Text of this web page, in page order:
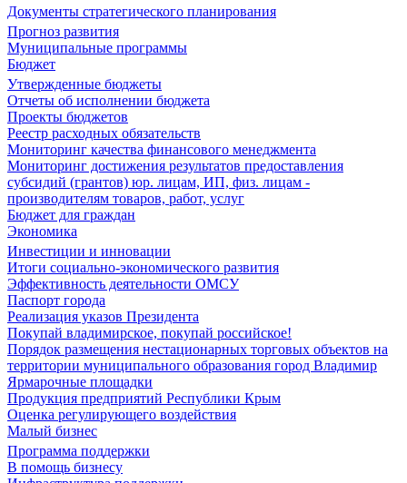
Документы стратегического планирования
Прогноз развития
Муниципальные программы
Бюджет
Утвержденные бюджеты
Отчеты об исполнении бюджета
Проекты бюджетов
Реестр расходных обязательств
Мониторинг качества финансового менеджмента
Мониторинг достижения результатов предоставления
субсидий (грантов) юр. лицам, ИП, физ. лицам -
производителям товаров, работ, услуг
Бюджет для граждан
Экономика
Инвестиции и инновации
Итоги социально-экономического развития
Эффективность деятельности ОМСУ
Паспорт города
Реализация указов Президента
Покупай владимирское, покупай российское!
Порядок размещения нестационарных торговых объектов на
территории муниципального образования город Владимир
Ярмарочные площадки
Продукция предприятий Республики Крым
Оценка регулирующего воздействия
Малый бизнес
Программа поддержки
В помощь бизнесу